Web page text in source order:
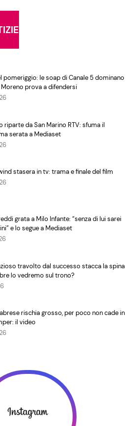
pomeriggio: le soap di Canale 5 dominano
prova a difendersi
riparte da San Marino RTV: sfuma il
serata a Mediaset
stasera in tv: trama e finale del film
grata a Milo Infante: “senza di lui sarei
e lo segue a Mediaset
travolto dal successo stacca la spina
lo vedremo sul trono?
rischia grosso, per poco non cade in
il video